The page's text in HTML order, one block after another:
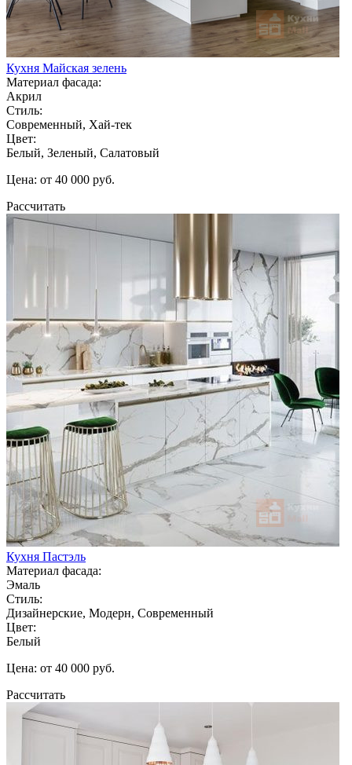
Кухня Майская зелень
Материал фасада:
Акрил
Стиль:
Современный, Хай-тек
Цвет:
Белый, Зеленый, Салатовый
Цена: от 40 000 руб.
Рассчитать
Кухня Пастэль
Материал фасада:
Эмаль
Стиль:
Дизайнерские, Модерн, Современный
Цвет:
Белый
Цена: от 40 000 руб.
Рассчитать